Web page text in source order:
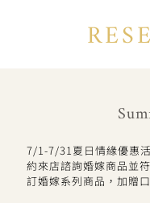
7/1-7/31夏日情緣優惠
約來店諮詢婚嫁商品並
訂婚嫁系列商品，加贈